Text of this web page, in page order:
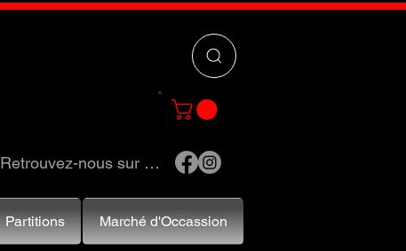
Retrouvez-nous sur …
Partitions Marché d'Occassion